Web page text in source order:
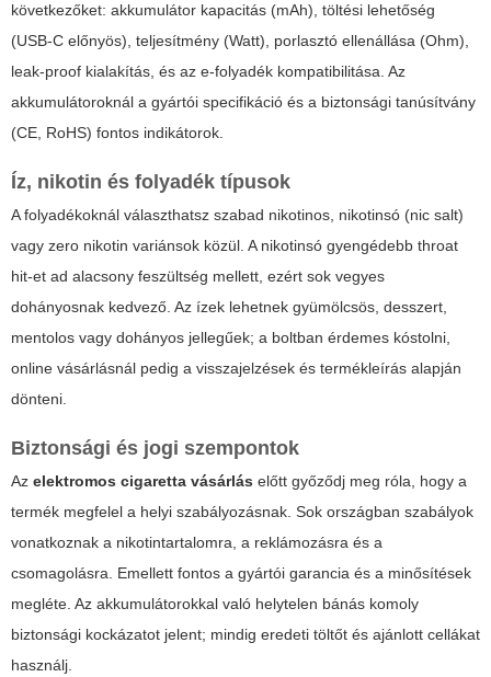
következőket: akkumulátor kapacitás (mAh), töltési lehetőség
(USB-C előnyös), teljesítmény (Watt), porlasztó ellenállása (Ohm),
leak-proof kialakítás, és az e-folyadék kompatibilitása. Az
akkumulátoroknál a gyártói specifikáció és a biztonsági tanúsítvány
(CE, RoHS) fontos indikátorok.
Íz, nikotin és folyadék típusok
A folyadékoknál választhatsz szabad nikotinos, nikotinsó (nic salt)
vagy zero nikotin variánsok közül. A nikotinsó gyengédebb throat
hit-et ad alacsony feszültség mellett, ezért sok vegyes
dohányosnak kedvező. Az ízek lehetnek gyümölcsös, desszert,
mentolos vagy dohányos jellegűek; a boltban érdemes kóstolni,
online vásárlásnál pedig a visszajelzések és termékleírás alapján
dönteni.
Biztonsági és jogi szempontok
Az elektromos cigaretta vásárlás előtt győződj meg róla, hogy a
termék megfelel a helyi szabályozásnak. Sok országban szabályok
vonatkoznak a nikotintartalomra, a reklámozásra és a
csomagolásra. Emellett fontos a gyártói garancia és a minősítések
megléte. Az akkumulátorokkal való helytelen bánás komoly
biztonsági kockázatot jelent; mindig eredeti töltőt és ajánlott cellákat
használj.